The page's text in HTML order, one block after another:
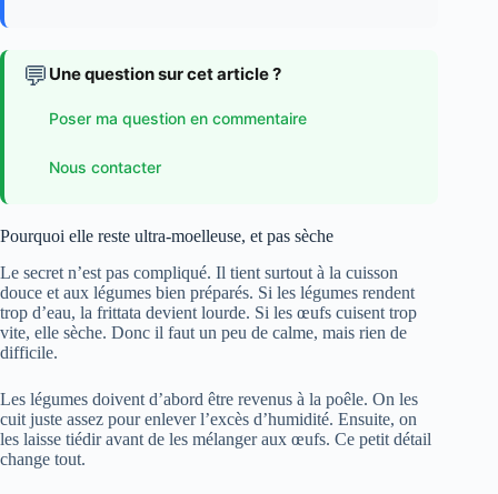
💬 Une question sur cet article ?
Poser ma question en commentaire
Nous contacter
Pourquoi elle reste ultra-moelleuse, et pas sèche
Le secret n’est pas compliqué. Il tient surtout à la cuisson
douce et aux légumes bien préparés. Si les légumes rendent
trop d’eau, la frittata devient lourde. Si les œufs cuisent trop
vite, elle sèche. Donc il faut un peu de calme, mais rien de
difficile.
Les légumes doivent d’abord être revenus à la poêle. On les
cuit juste assez pour enlever l’excès d’humidité. Ensuite, on
les laisse tiédir avant de les mélanger aux œufs. Ce petit détail
change tout.